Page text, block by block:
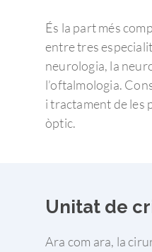
És la part més
entre tres
neurologia, la
l’oftalmologia.
i tractament de les
òptic.
Unitat de
Ara com ara, la